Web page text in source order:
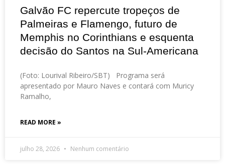
Galvão FC repercute tropeços de
Palmeiras e Flamengo, futuro de
Memphis no Corinthians e esquenta
decisão do Santos na Sul-Americana
(Foto: Lourival Ribeiro/SBT) Programa será
apresentado por Mauro Naves e contará com Muricy
Ramalho,
READ MORE »
julho 28, 2026 Nenhum comentário